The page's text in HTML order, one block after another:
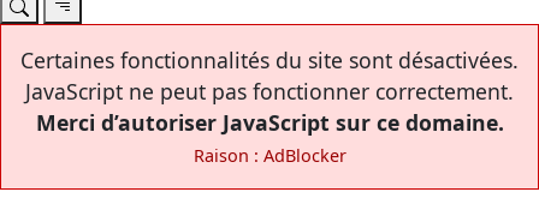
Certaines fonctionnalités du site sont désactivées.
JavaScript ne peut pas fonctionner correctement.
Merci d’autoriser JavaScript sur ce domaine.
Raison : AdBlocker